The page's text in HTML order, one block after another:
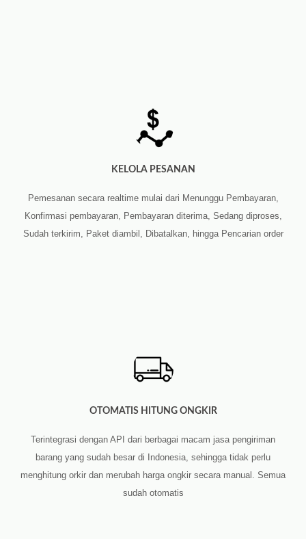
KELOLA PESANAN
Pemesanan secara realtime mulai dari Menunggu Pembayaran,
Konfirmasi pembayaran, Pembayaran diterima, Sedang diproses,
Sudah terkirim, Paket diambil, Dibatalkan, hingga Pencarian order
OTOMATIS HITUNG ONGKIR
Terintegrasi dengan API dari berbagai macam jasa pengiriman
barang yang sudah besar di Indonesia, sehingga tidak perlu
menghitung orkir dan merubah harga ongkir secara manual. Semua
sudah otomatis